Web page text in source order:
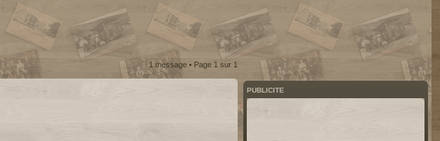
1 message • Page 1 sur 1
PUBLICITE